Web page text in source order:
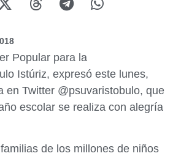
Popular para la
Istúriz, expresó este lunes,
en Twitter @psuvaristobulo, que
escolar se realiza con alegría
de los millones de niños